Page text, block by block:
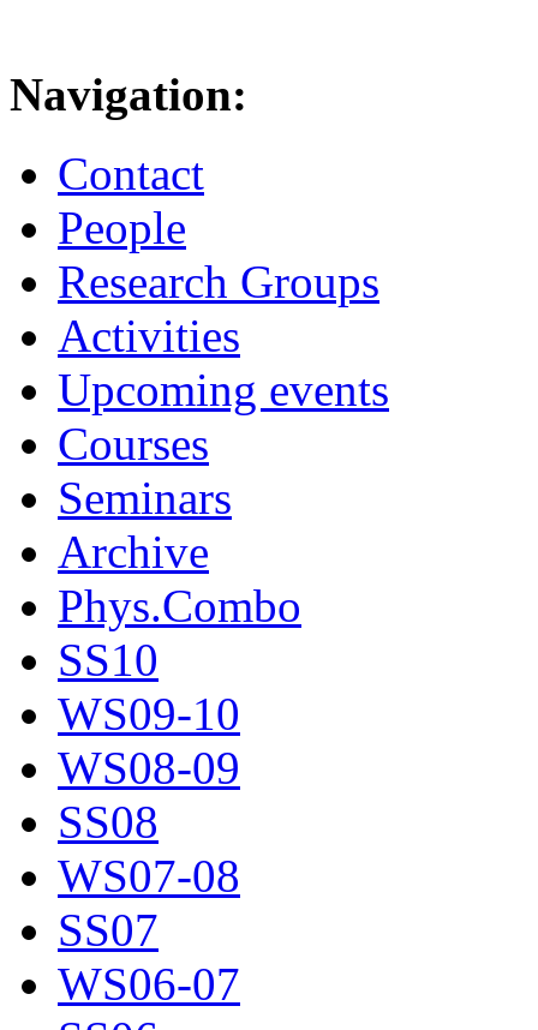
Navigation:
Contact
People
Research Groups
Activities
Upcoming events
Courses
Seminars
Archive
Phys.Combo
SS10
WS09-10
WS08-09
SS08
WS07-08
SS07
WS06-07